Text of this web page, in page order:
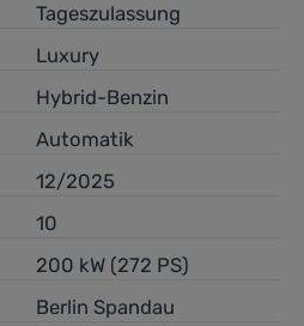
Tageszulassung
Luxury
Hybrid-Benzin
Automatik
12/2025
10
200 kW (272 PS)
Berlin Spandau